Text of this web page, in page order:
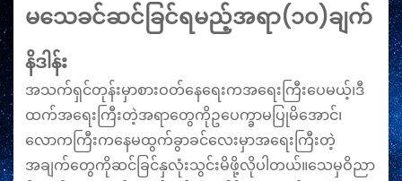
မသေခင်ဆင်ခြင်ရမည့်အရာ(၁၀)ချက်
နိဒါန်း
အသက်ရှင်တုန်းမှာစားဝတ်နေရေးကအရေးကြီးပေမယ့်၊ဒီ
ထက်အရေးကြီးတဲ့အရာတွေကိုဥပေက္ခာမပြုမိအောင်၊
လောကကြီးကနေမထွက်ခွာခင်လေးမှာအရေးကြီးတဲ့
အချက်တွေကိုဆင်ခြင်နှလုံးသွင်းမိဖို့လိုပါတယ်။သေမှဝိညာ